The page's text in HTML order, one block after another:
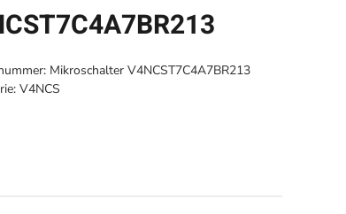
Mikroschalter V4NCST7C4A7BR213
V4NCS